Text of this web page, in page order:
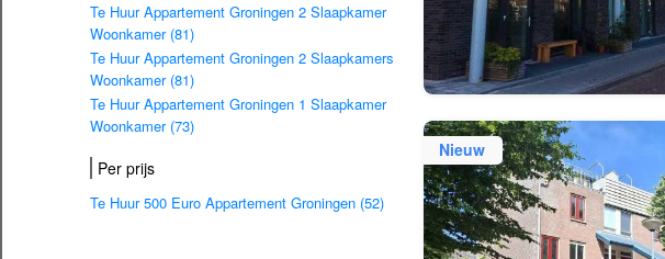
Te Huur Appartement Groningen 2 Slaapkamer
Woonkamer (81)
Te Huur Appartement Groningen 2 Slaapkamers
Woonkamer (81)
Te Huur Appartement Groningen 1 Slaapkamer
Woonkamer (73)
Per prijs
Te Huur 500 Euro Appartement Groningen (52)
Nieuw